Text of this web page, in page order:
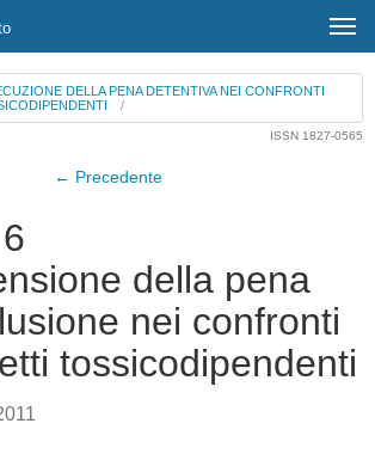
DELLA PENA DETENTIVA NEI CONFRONTI
/
ISSN 1827-0565
← Precedente
della pena
nei confronti
tossicodipendenti